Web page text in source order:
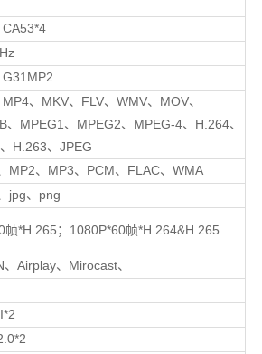
、MKV、FLV、WMV、MOV、
、MPEG1、MPEG2、MPEG-4、H.264、
H.263、JPEG
MP2、MP3、PCM、FLAC、WMA
jpg、png
帧*H.265；1080P*60帧*H.264&H.265
、Airplay、Mirocast、